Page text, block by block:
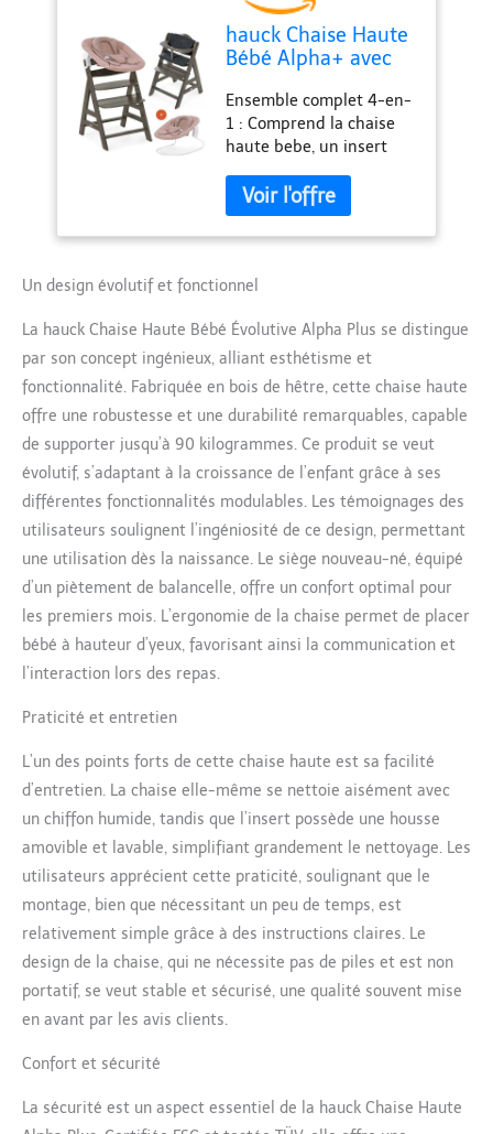
hauck Chaise Haute
Bébé Alpha+ avec
en 1 Charcoal Bambi
Ensemble complet 4-en-
1 : Comprend la chaise
haute bebe, un insert
dès les premiers mois et
un coussin chaise haute
moelleux en deux parties
dès la naissance :
bébé à hauteur de table
dès les premières
semaines. La chaise
accompagne ensuite
l’enfant jusqu’à 90 kg
Confort ajustable : Grâce
au coussin chaise haute
bebe rembourré et et à
ses multiples options de
réglage, la chaise haute
hauck offre un grand
confort ; assise et
repose-pieds ajustables
en hauteur et en
profondeur Sécurité
Fournie avec harnais 5
points, ceinture ventrale
et arceau de sécurité
pour une utilisation
fiable à table Bois
durable certifié FSC :
Chaise haute bois
fabriquée en bois de
hêtre issu de forêts
gérées durablement. Un
choix respectueux de
l’environnement pour
années
Un design évolutif et fonctionnel
La hauck Chaise Haute Bébé Évolutive Alpha Plus se distingue
par son concept ingénieux, alliant esthétisme et
fonctionnalité. Fabriquée en bois de hêtre, cette chaise haute
offre une robustesse et une durabilité remarquables, capable
de supporter jusqu’à 90 kilogrammes. Ce produit se veut
évolutif, s’adaptant à la croissance de l’enfant grâce à ses
différentes fonctionnalités modulables. Les témoignages des
utilisateurs soulignent l’ingéniosité de ce design, permettant
une utilisation dès la naissance. Le siège nouveau-né, équipé
d’un piètement de balancelle, offre un confort optimal pour
les premiers mois. L’ergonomie de la chaise permet de placer
bébé à hauteur d’yeux, favorisant ainsi la communication et
l’interaction lors des repas.
Praticité et entretien
L’un des points forts de cette chaise haute est sa facilité
d’entretien. La chaise elle-même se nettoie aisément avec
un chiffon humide, tandis que l’insert possède une housse
amovible et lavable, simplifiant grandement le nettoyage. Les
utilisateurs apprécient cette praticité, soulignant que le
montage, bien que nécessitant un peu de temps, est
relativement simple grâce à des instructions claires. Le
design de la chaise, qui ne nécessite pas de piles et est non
portatif, se veut stable et sécurisé, une qualité souvent mise
en avant par les avis clients.
Confort et sécurité
La sécurité est un aspect essentiel de la hauck Chaise Haute